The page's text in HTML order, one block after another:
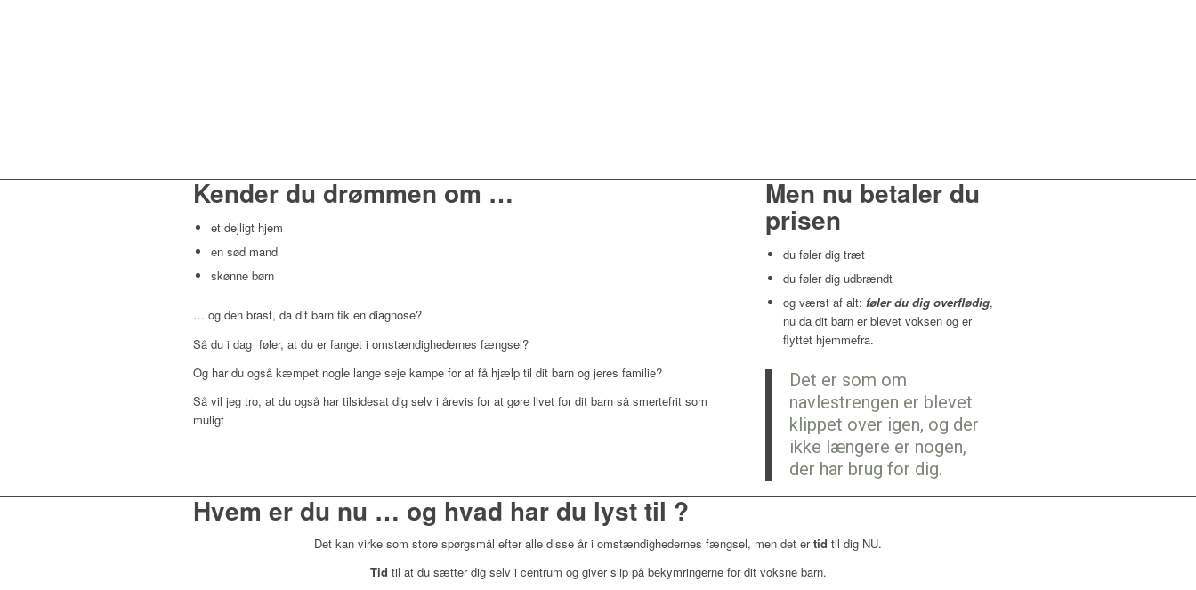
Kender du drømmen om …
et dejligt hjem
en sød mand
skønne børn
… og den brast, da dit barn fik en diagnose?
Så du i dag føler, at du er fanget i omstændighedernes fængsel?
Og har du også kæmpet nogle lange seje kampe for at få hjælp til dit barn og jeres familie?
Så vil jeg tro, at du også har tilsidesat dig selv i årevis for at gøre livet for dit barn så smertefrit som
muligt
Men nu betaler du
prisen
du føler dig træt
du føler dig udbrændt
og værst af alt:føler du dig overflødig,
nu da dit barn er blevet voksen og er
flyttet hjemmefra.
Det er som om
navlestrengen er blevet
klippet over igen, og der
ikke længere er nogen,
der har brug for dig.
Hvem er du nu … og hvad har du lyst til ?
Det kan virke som store spørgsmål efter alle disse år i omstændighedernes fængsel, men det ertid til dig NU.
Tid til at du sætter dig selv i centrum og giver slip på bekymringerne for dit voksne barn.